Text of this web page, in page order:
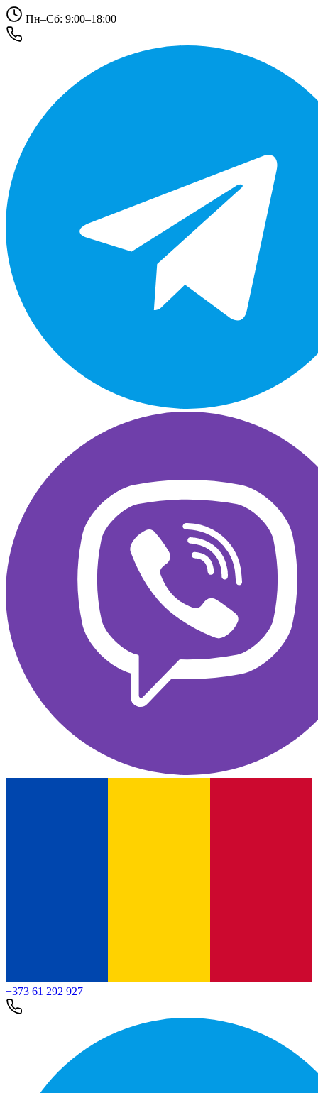
Пн–Сб: 9:00–18:00
+373 61 292 927